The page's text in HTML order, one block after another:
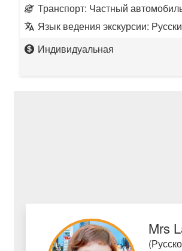
Транспорт: Частный
Язык ведения экскурсии:
Индивидуальная
Mrs